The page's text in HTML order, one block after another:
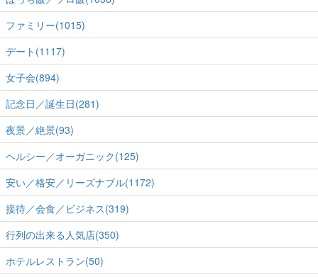
ファミリー(1015)
デート(1117)
女子会(894)
記念日／誕生日(281)
夜景／絶景(93)
ヘルシー／オーガニック(125)
安い／格安／リーズナブル(1172)
接待／会食／ビジネス(319)
行列の出来る人気店(350)
ホテルレストラン(50)